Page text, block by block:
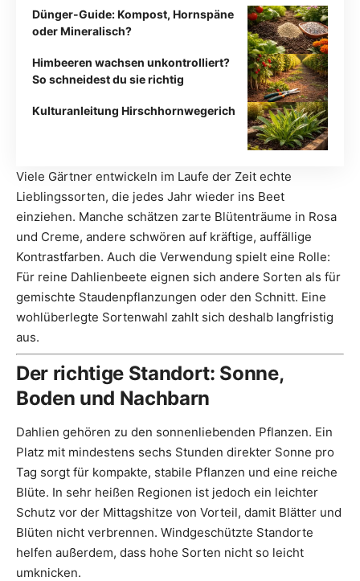
Dünger-Guide: Kompost, Hornspäne
oder Mineralisch?
Himbeeren wachsen unkontrolliert?
So schneidest du sie richtig
Kulturanleitung Hirschhornwegerich
Viele Gärtner entwickeln im Laufe der Zeit echte
Lieblingssorten, die jedes Jahr wieder ins Beet
einziehen. Manche schätzen zarte Blütenträume in Rosa
und Creme, andere schwören auf kräftige, auffällige
Kontrastfarben. Auch die Verwendung spielt eine Rolle:
Für reine Dahlienbeete eignen sich andere Sorten als für
gemischte Staudenpflanzungen oder den Schnitt. Eine
wohlüberlegte Sortenwahl zahlt sich deshalb langfristig
aus.
Der richtige Standort: Sonne,
Boden und Nachbarn
Dahlien gehören zu den sonnenliebenden Pflanzen. Ein
Platz mit mindestens sechs Stunden direkter Sonne pro
Tag sorgt für kompakte, stabile Pflanzen und eine reiche
Blüte. In sehr heißen Regionen ist jedoch ein leichter
Schutz vor der Mittagshitze von Vorteil, damit Blätter und
Blüten nicht verbrennen. Windgeschützte Standorte
helfen außerdem, dass hohe Sorten nicht so leicht
umknicken.